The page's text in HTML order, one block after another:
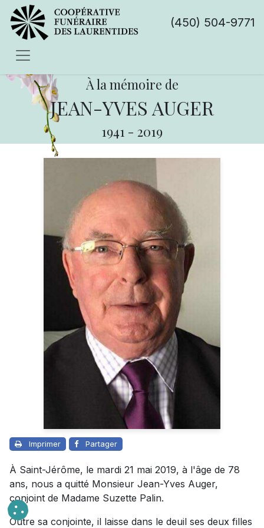
(450) 504-9771
À la mémoire de
JEAN-YVES AUGER
1941 - 2019
Imprimer Partager
À Saint-Jérôme, le mardi 21 mai 2019, à l'âge de 78
ans, nous a quitté Monsieur Jean-Yves Auger,
conjoint de Madame Suzette Palin.
Outre sa conjointe, il laisse dans le deuil ses deux filles